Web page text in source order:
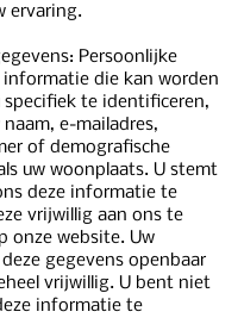
ervaring.
Persoonlijke
informatie die kan worden
te identificeren,
e-mailadres,
of demografische
uw woonplaats. U stemt
deze informatie te
vrijwillig aan ons te
onze website. Uw
gegevens openbaar
vrijwillig. U bent niet
informatie te